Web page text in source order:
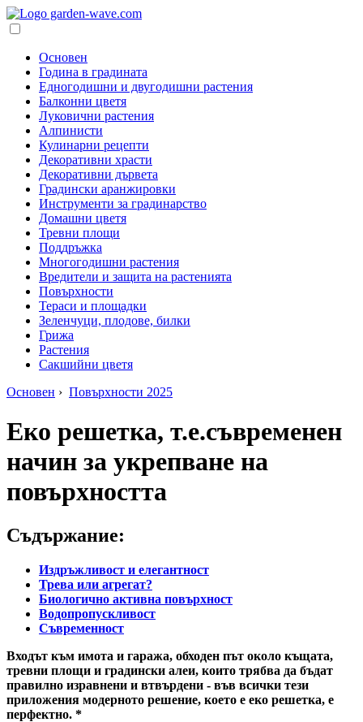
Основен
Година в градината
Едногодишни и двугодишни растения
Балконни цветя
Луковични растения
Алпинисти
Кулинарни рецепти
Декоративни храсти
Декоративни дървета
Градински аранжировки
Инструменти за градинарство
Домашни цветя
Тревни площи
Поддръжка
Многогодишни растения
Вредители и защита на растенията
Повърхности
Тераси и площадки
Зеленчуци, плодове, билки
Грижа
Растения
Сакшийни цветя
Основен › Повърхности 2025
Еко решетка, т.е.съвременен
начин за укрепване на
повърхността
Съдържание:
Издръжливост и елегантност
Трева или агрегат?
Биологично активна повърхност
Водопропускливост
Съвременност
Входът към имота и гаража, обходен път около къщата,
тревни площи и градински алеи, които трябва да бъдат
правилно изравнени и втвърдени - във всички тези
приложения модерното решение, което е еко решетка, е
перфектно. *